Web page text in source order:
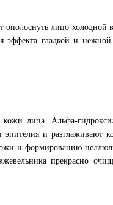
ополоснуть лицо холодной
эффекта гладкой и
лица. Альфа-
эпителия и разглаживают
и формированию
прекрасно